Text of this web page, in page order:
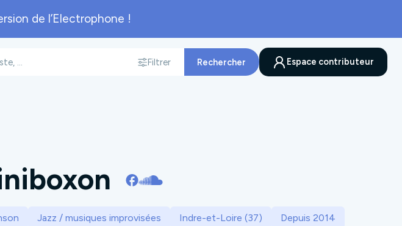
de l’Electrophone !
Filtrer
Rechercher
Espace contributeur
Jazz / musiques improvisées Indre-et-Loire (37) Depuis 2014